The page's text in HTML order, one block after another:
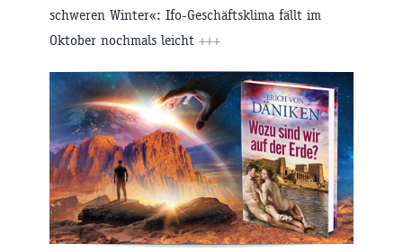
schweren Winter«: Ifo-Geschäftsklima fällt im
Oktober nochmals leicht +++